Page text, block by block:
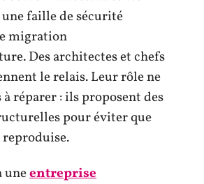
faille de sécurité
migration
Des architectes et chefs
le relais. Leur rôle ne
réparer : ils proposent des
pour éviter que
uneentreprise